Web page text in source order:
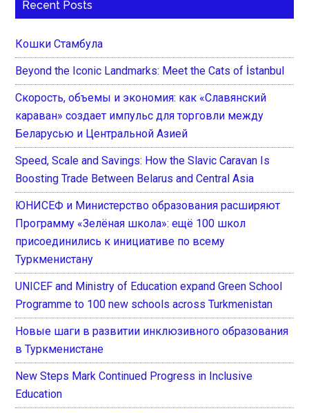
Recent Posts
Кошки Стамбула
Beyond the Iconic Landmarks: Meet the Cats of İstanbul
Скорость, объемы и экономия: как «Славянский
караван» создает импульс для торговли между
Беларусью и Центральной Азией
Speed, Scale and Savings: How the Slavic Caravan Is
Boosting Trade Between Belarus and Central Asia
ЮНИСЕФ и Министерство образования расширяют
Программу «Зелёная школа»: ещё 100 школ
присоединились к инициативе по всему
Туркменистану
UNICEF and Ministry of Education expand Green School
Programme to 100 new schools across Turkmenistan
Новые шаги в развитии инклюзивного образования
в Туркменистане
New Steps Mark Continued Progress in Inclusive
Education